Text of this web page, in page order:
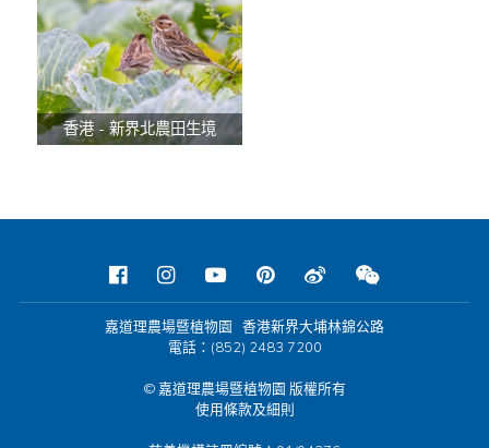
香港 - 新界北農田生境
嘉道理農場暨植物園 香港新界大埔林錦公路
電話：(852) 2483 7200
© 嘉道理農場暨植物園 版權所有
使用條款及細則